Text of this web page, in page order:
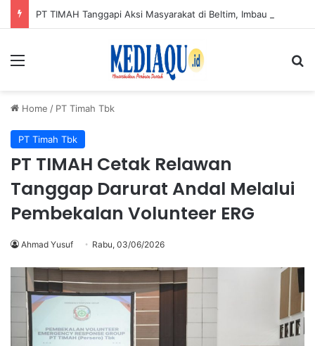
Menu
Home / PT Timah Tbk
PT Timah Tbk
PT TIMAH Cetak Relawan
Tanggap Darurat Andal Melalui
Pembekalan Volunteer ERG
Ahmad Yusuf Rabu, 03/06/2026